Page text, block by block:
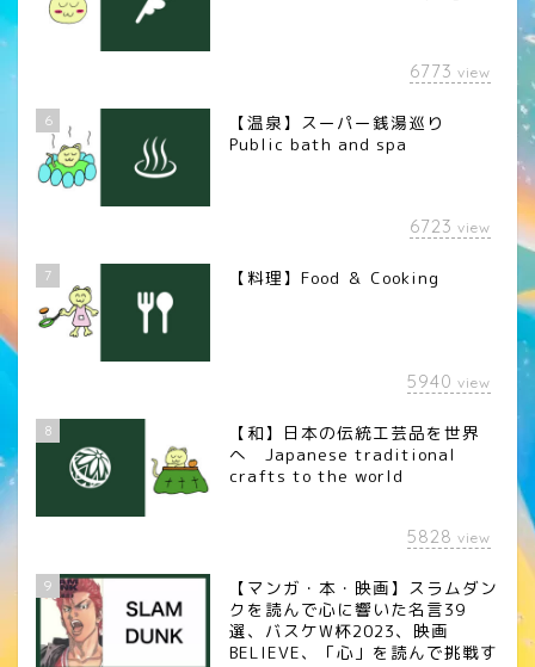
6773 view
6
【温泉】スーパー銭湯巡り
Public bath and spa
6723 view
7 【料理】Food ＆ Cooking
5940 view
8
【和】日本の伝統工芸品を世界
へ Japanese traditional
crafts to the world
5828 view
9
【マンガ・本・映画】スラムダン
クを読んで心に響いた名言39
選、バスケW杯2023、映画
BELIEVE、「心」を読んで挑戦す